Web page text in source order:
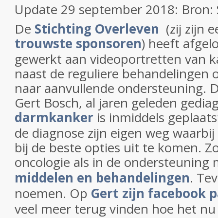
Update 29 september 2018:
De Stichting Overleven (zij zijn
trouwste sponsoren) heeft
gewerkt aan videoportretten van
naast de reguliere behandelingen
naar aanvullende ondersteuning.
Gert Bosch, al jaren geleden
darmkanker is inmiddels
de diagnose zijn eigen weg
bij de beste opties uit te komen.
oncologie als in de ondersteuning
middelen en behandelingen.
noemen. Op Gert zijn facebook
veel meer terug vinden hoe het